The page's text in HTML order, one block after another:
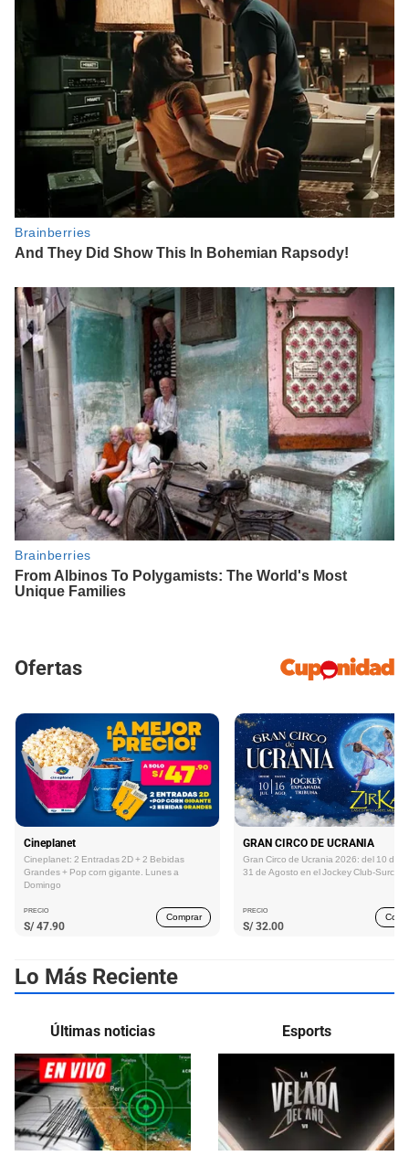
Ofertas
Cineplanet
Cineplanet: 2 Entradas 2D + 2 Bebidas
Grandes + Pop corn gigante. Lunes a
Domingo
PRECIO
S/ 47.90
Comprar
GRAN CIRCO DE UCRANIA
Gran Circo de Ucrania 2026: del 10 de
31 de Agosto en el Jockey Club-Surco
PRECIO
S/ 32.00
Lo Más Reciente
Últimas noticias Esports